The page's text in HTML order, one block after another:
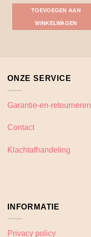
TOEVOEGEN AAN
WINKELWAGEN
ONZE SERVICE
Garantie-en-retourneren
Contact
Klachtafhandeling
INFORMATIE
Privacy policy